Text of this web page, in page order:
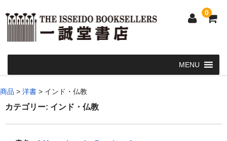
0
和 書
洋 書
商品 > 洋書 > インド・仏教
カテゴリー: インド・仏教